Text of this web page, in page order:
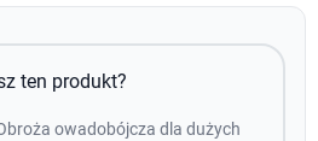
ten produkt?
owadobójcza dla dużych